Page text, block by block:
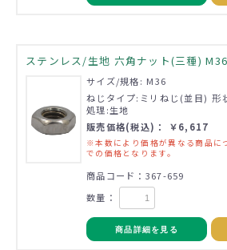
ステンレス/生地 六角ナット(三種)
サイズ/規格: M36
ねじタイプ:ミリねじ(並目) 形
処理:生地
販売価格(税込)： ￥6,617
※本数により価格が異なる商品に
での価格となります。
商品コード：367-659
数量：
商品詳細を見る